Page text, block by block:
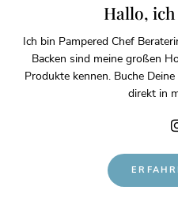
Hallo,
Ich bin Pampered Chef
Backen sind meine großen
Produkte kennen. Buche
direkt in